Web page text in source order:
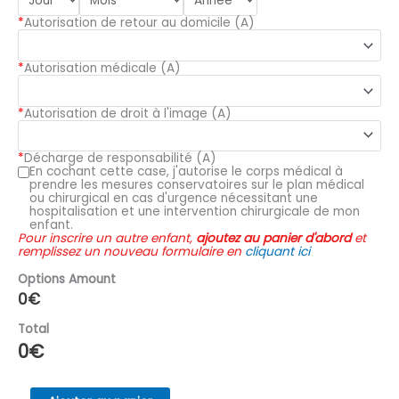
*Autorisation de retour au domicile (A)
*Autorisation médicale (A)
*Autorisation de droit à l'image (A)
*Décharge de responsabilité (A)
En cochant cette case, j'autorise le corps médical à
prendre les mesures conservatoires sur le plan médical
ou chirurgical en cas d'urgence nécessitant une
hospitalisation et une intervention chirurgicale de mon
enfant.
Pour inscrire un autre enfant, ajoutez au panier d'abordet
remplissez un nouveau formulaire en cliquant ici
Options Amount
0€
Total
0€
quantité